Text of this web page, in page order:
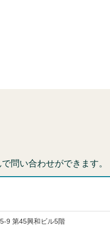
問い合わせができます。
9 第45興和ビル5階